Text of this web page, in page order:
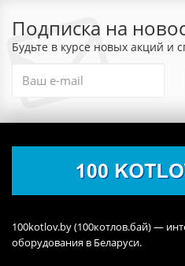
Подписка на
Будьте в курсе новых акций и
100kotlov.by (100котлов.бай) —
оборудования в Беларуси.